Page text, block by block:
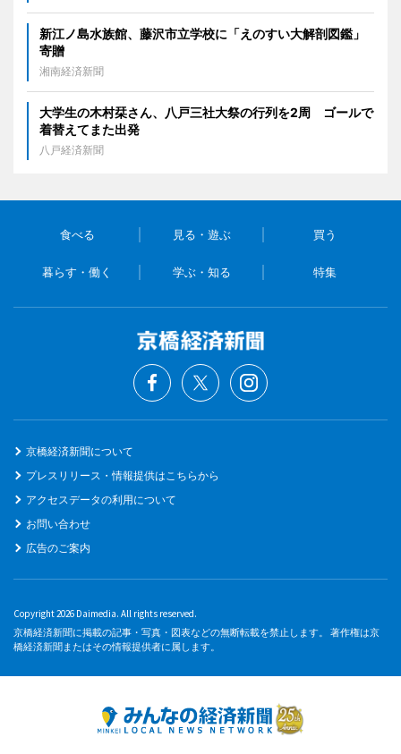
新江ノ島水族館、藤沢市立学校に「えのすい大解剖図鑑」
寄贈
湘南経済新聞
大学生の木村栞さん、八戸三社大祭の行列を2周 ゴールで
着替えてまた出発
八戸経済新聞
食べる 見る・遊ぶ 買う
暮らす・働く 学ぶ・知る 特集
京橋経済新聞について
プレスリリース・情報提供はこちらから
アクセスデータの利用について
お問い合わせ
広告のご案内
Copyright 2026 Daimedia. All rights reserved.
京橋経済新聞に掲載の記事・写真・図表などの無断転載を禁止します。 著作権は京
橋経済新聞またはその情報提供者に属します。